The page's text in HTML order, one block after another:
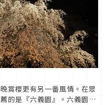
賞櫻更有另一番風情。在眾
的是『六義園』。六義園其